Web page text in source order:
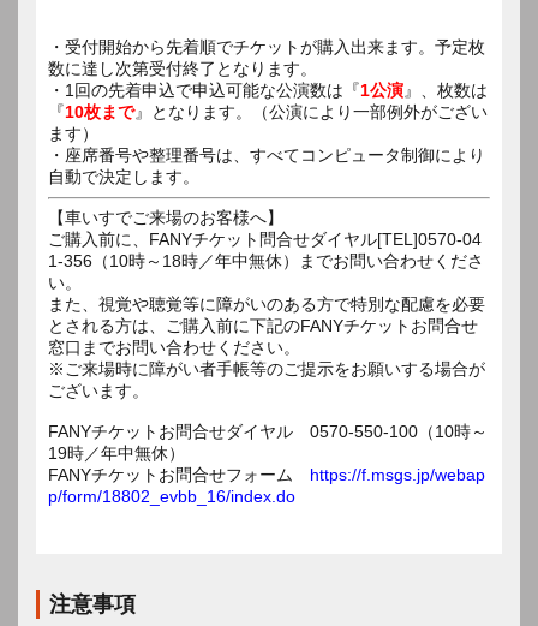
・受付開始から先着順でチケットが購入出来ます。予定枚
数に達し次第受付終了となります。
・1回の先着申込で申込可能な公演数は『1公演』、枚数は
『10枚まで』となります。（公演により一部例外がござい
ます）
・座席番号や整理番号は、すべてコンピュータ制御により
自動で決定します。
【車いすでご来場のお客様へ】
ご購入前に、FANYチケット問合せダイヤル[TEL]0570-04
1-356（10時～18時／年中無休）までお問い合わせくださ
い。
また、視覚や聴覚等に障がいのある方で特別な配慮を必要
とされる方は、ご購入前に下記のFANYチケットお問合せ
窓口までお問い合わせください。
※ご来場時に障がい者手帳等のご提示をお願いする場合が
ございます。
FANYチケットお問合せダイヤル 0570-550-100（10時～
19時／年中無休）
FANYチケットお問合せフォーム https://f.msgs.jp/webap
p/form/18802_evbb_16/index.do
注意事項